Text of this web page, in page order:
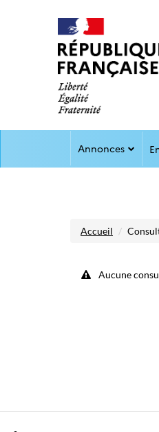
Annonces
Accueil
Aucune